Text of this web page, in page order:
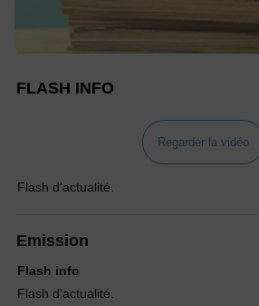
FLASH INFO
Regarder la vidéo
Flash d'actualité.
Emission
Flash info
Flash d'actualité.